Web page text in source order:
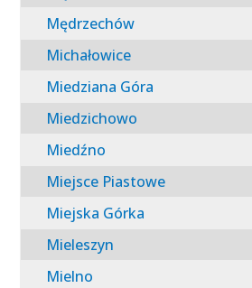
Mędrzechów
Michałowice
Miedziana Góra
Miedzichowo
Miedźno
Miejsce Piastowe
Miejska Górka
Mieleszyn
Mielno